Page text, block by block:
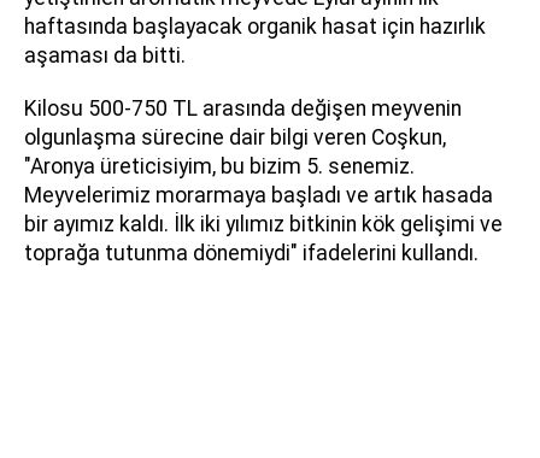
haftasında başlayacak organik hasat için hazırlık
aşaması da bitti.
Kilosu 500-750 TL arasında değişen meyvenin
olgunlaşma sürecine dair bilgi veren Coşkun,
"Aronya üreticisiyim, bu bizim 5. senemiz.
Meyvelerimiz morarmaya başladı ve artık hasada
bir ayımız kaldı. İlk iki yılımız bitkinin kök gelişimi ve
toprağa tutunma dönemiydi" ifadelerini kullandı.